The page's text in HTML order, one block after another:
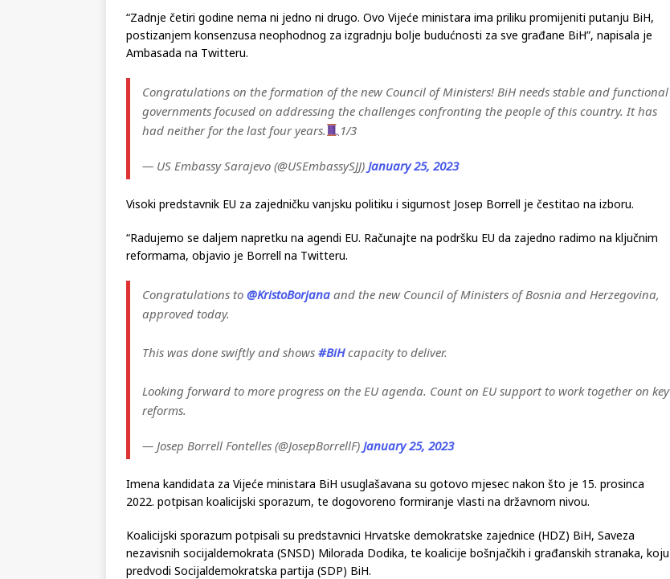
“Zadnje četiri godine nema ni jedno ni drugo. Ovo Vijeće ministara ima priliku promijeniti putanju BiH,
postizanjem konsenzusa neophodnog za izgradnju bolje budućnosti za sve građane BiH”, napisala je
Ambasada na Twitteru.
Congratulations on the formation of the new Council of Ministers! BiH needs stable and functional
governments focused on addressing the challenges confronting the people of this country. It has
had neither for the last four years.
1/3
— US Embassy Sarajevo (@USEmbassySJJ) January 25, 2023
Visoki predstavnik EU za zajedničku vanjsku politiku i sigurnost Josep Borrell je čestitao na izboru.
“Radujemo se daljem napretku na agendi EU. Računajte na podršku EU da zajedno radimo na ključnim
reformama, objavio je Borrell na Twitteru.
Congratulations to @KristoBorjana and the new Council of Ministers of Bosnia and Herzegovina,
approved today.
This was done swiftly and shows #BiHcapacity to deliver.
Looking forward to more progress on the EU agenda. Count on EU support to work together on key
reforms.
— Josep Borrell Fontelles (@JosepBorrellF) January 25, 2023
Imena kandidata za Vijeće ministara BiH usuglašavana su gotovo mjesec nakon što je 15. prosinca
2022. potpisan koalicijski sporazum, te dogovoreno formiranje vlasti na državnom nivou.
Koalicijski sporazum potpisali su predstavnici Hrvatske demokratske zajednice (HDZ) BiH, Saveza
nezavisnih socijaldemokrata (SNSD) Milorada Dodika, te koalicije bošnjačkih i građanskih stranaka, koju
predvodi Socijaldemokratska partija (SDP) BiH.